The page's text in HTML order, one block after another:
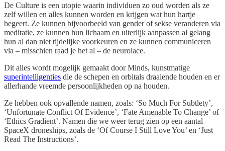
De Culture is een utopie waarin individuen zo oud worden als ze
zelf willen en alles kunnen worden en krijgen wat hun hartje
begeert. Ze kunnen bijvoorbeeld van gender of sekse veranderen via
meditatie, ze kunnen hun lichaam en uiterlijk aanpassen al gelang
hun al dan niet tijdelijke voorkeuren en ze kunnen communiceren
via – misschien raad je het al – de neurolace.
Dit alles wordt mogelijk gemaakt door Minds, kunstmatige
superintelligenties die de schepen en orbitals draaiende houden en er
allerhande vreemde persoonlijkheden op na houden.
Ze hebben ook opvallende namen, zoals: ‘So Much For Subtlety’,
‘Unfortunate Conflict Of Evidence’, ‘Fate Amenable To Change’ of
‘Ethics Gradient’. Namen die we weer terug zien op een aantal
SpaceX droneships, zoals de ‘Of Course I Still Love You’ en ‘Just
Read The Instructions’.